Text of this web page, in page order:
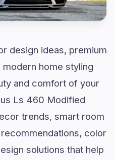
design ideas, premium
home styling
and comfort of your
Ls 460 Modified
trends, smart room
color
solutions that help